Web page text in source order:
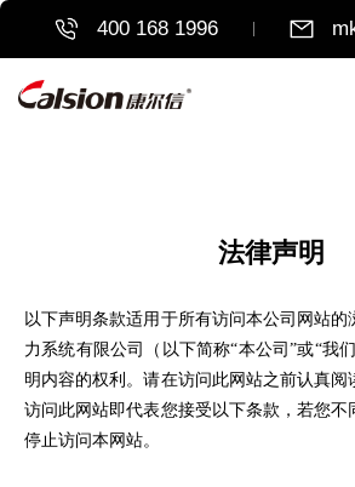
400 168 1996
法律声明
以下声明条款适用于所有访问本公司网站
力系统有限公司（以下简称“本公司”或“我
明内容的权利。请在访问此网站之前认真
访问此网站即代表您接受以下条款，若您不
停止访问本网站。